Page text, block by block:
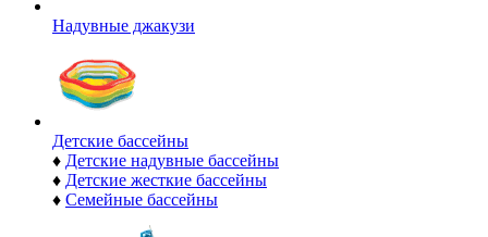
Надувные джакузи
Детские бассейны
♦ Детские надувные бассейны
♦ Детские жесткие бассейны
♦ Семейные бассейны